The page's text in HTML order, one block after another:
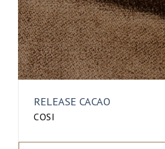
RELEASE CACAO
COSI